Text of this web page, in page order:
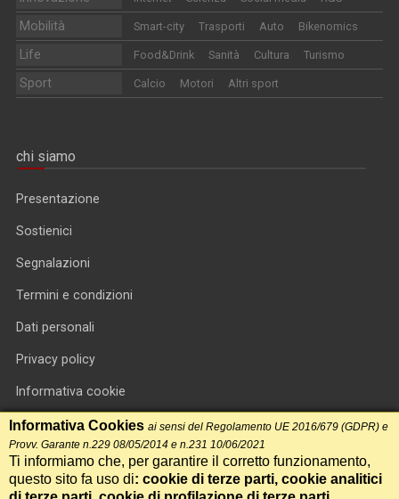
Mobilità Smart-city Trasporti Auto Bikenomics
Life Food&Drink Sanità Cultura Turismo
Sport Calcio Motori Altri sport
chi siamo
Presentazione
Sostienici
Segnalazioni
Termini e condizioni
Dati personali
Privacy policy
Informativa cookie
RSS feed
RSS Top News
Contatti
Informativa Cookies ai sensi del Regolamento UE 2016/679 (GDPR) e
Provv. Garante n.229 08/05/2014 e n.231 10/06/2021
Ti informiamo che, per garantire il corretto funzionamento,
questo sito fa uso di: cookie di terze parti, cookie analitici